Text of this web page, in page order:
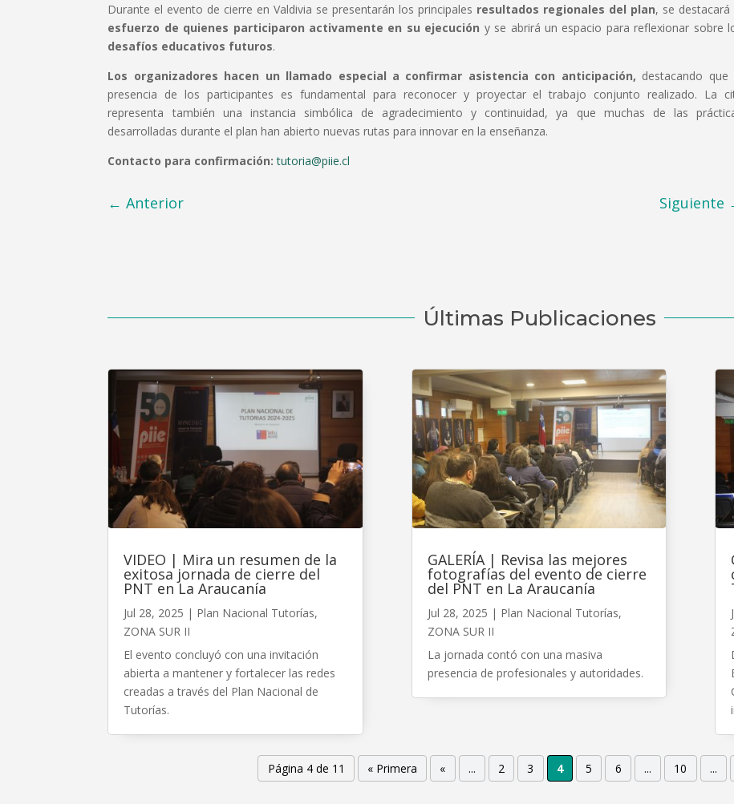
Durante el evento de cierre en Valdivia se presentarán los principales resultados regionales del plan, se destacará
esfuerzo de quienes participaron activamente en su ejecución y se abrirá un espacio para reflexionar sobre
desafíos educativos futuros.
Los organizadores hacen un llamado especial a confirmar asistencia con anticipación, destacando que
presencia de los participantes es fundamental para reconocer y proyectar el trabajo conjunto realizado. La
representa también una instancia simbólica de agradecimiento y continuidad, ya que muchas de las
desarrolladas durante el plan han abierto nuevas rutas para innovar en la enseñanza.
Contacto para confirmación: tutoria@piie.cl
←Anterior Siguiente
Últimas Publicaciones
VIDEO | Mira un resumen de la
exitosa jornada de cierre del
PNT en La Araucanía
Jul 28, 2025 | Plan Nacional Tutorías,
ZONA SUR II
El evento concluyó con una invitación
abierta a mantener y fortalecer las redes
creadas a través del Plan Nacional de
Tutorías.
GALERÍA | Revisa las mejores
fotografías del evento de cierre
del PNT en La Araucanía
Jul 28, 2025 | Plan Nacional Tutorías,
ZONA SUR II
La jornada contó con una masiva
presencia de profesionales y autoridades.
Página 4 de 11 « Primera « ... 2 3 4 5 6 ... 10 ...